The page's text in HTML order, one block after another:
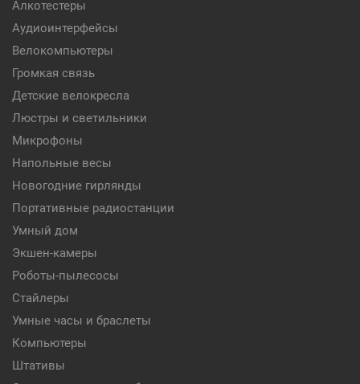
Алкотестеры
Аудиоинтерфейсы
Велокомпьютеры
Громкая связь
Детские велокресла
Люстры и светильники
Микрофоны
Напольные весы
Новогодние гирлянды
Портативные радиостанции
Умный дом
Экшен-камеры
Роботы-пылесосы
Стайлеры
Умные часы и браслеты
Компьютеры
Штативы